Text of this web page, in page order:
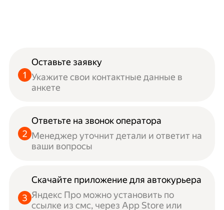
Оставьте заявку
Укажите свои контактные данные в
анкете
Ответьте на звонок оператора
Менеджер уточнит детали и ответит на
ваши вопросы
Скачайте приложение для автокурьера
Яндекс Про можно установить по
ссылке из смс, через App Store или